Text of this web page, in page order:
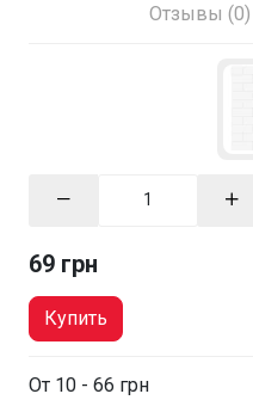
Отзывы (0)
69 грн
Купить
От 10 - 66 грн